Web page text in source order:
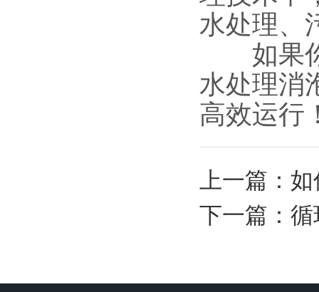
水处理、
如果你
水处理消
高效运行
上一篇： 如
下一篇： 循